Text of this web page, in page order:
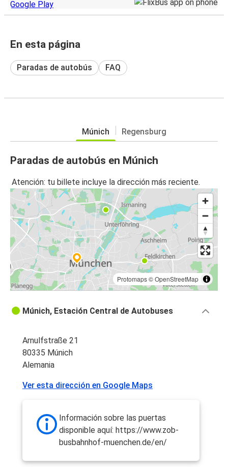
En esta página
Paradas de autobús FAQ
Múnich Regensburg
Paradas de autobús en Múnich
Atención: tu billete incluye la dirección más reciente.
Protomaps©OpenStreetMap
Múnich, Estación Central de Autobuses
Arnulfstraße 21
80335 Múnich
Alemania
Ver esta dirección en Google Maps
Información sobre las puertas
disponible aquí: https://www.zob-
busbahnhof-muenchen.de/en/